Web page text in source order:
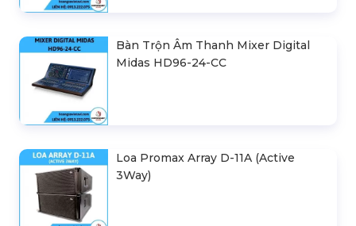
Bàn Trộn Âm Thanh Mixer Digital
Midas HD96-24-CC
Loa Promax Array D-11A (Active
3Way)